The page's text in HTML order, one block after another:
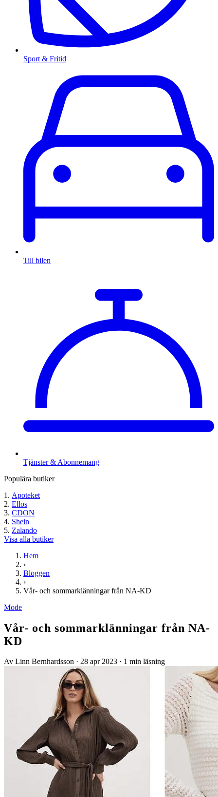
Sport & Fritid
Till bilen
Tjänster & Abonnemang
Populära butiker
Apoteket
Ellos
CDON
Shein
Zalando
Visa alla butiker
Hem
›
Bloggen
›
Vår- och sommarklänningar från NA-KD
Mode
Vår- och sommarklänningar från NA-
KD
Av Linn Bernhardsson · 28 apr 2023 · 1 min läsning